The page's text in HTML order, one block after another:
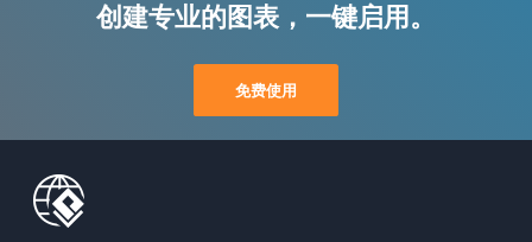
创建专业的图表，一键启用。
免费使用